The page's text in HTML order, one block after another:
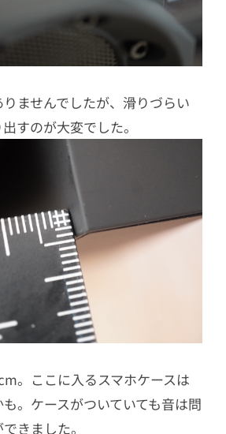
ませんでしたが、滑りづらい
すのが大変でした。
。ここに入るスマホケースは
。ケースがついていても音は問
きました。